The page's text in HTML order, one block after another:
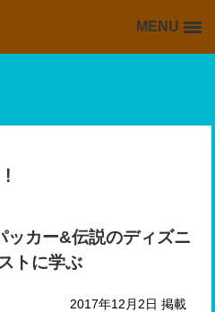
MENU
ッカー&伝説のディズニ
トに学ぶ
2017年12月2日 掲載